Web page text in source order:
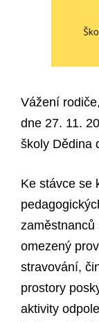
Vážení rodiče,
dne 27. 11.
školy Dědina
Ke stávce se
zaměstnanců
omezený
stravování,
prostory
aktivity